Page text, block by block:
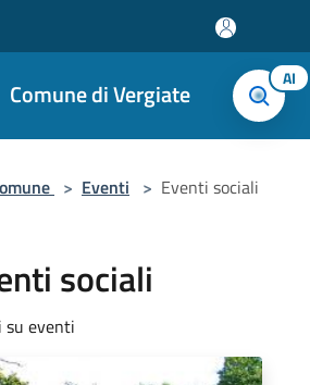
Comune di Vergiate AI
> Eventi > Eventi sociali
sociali
su eventi